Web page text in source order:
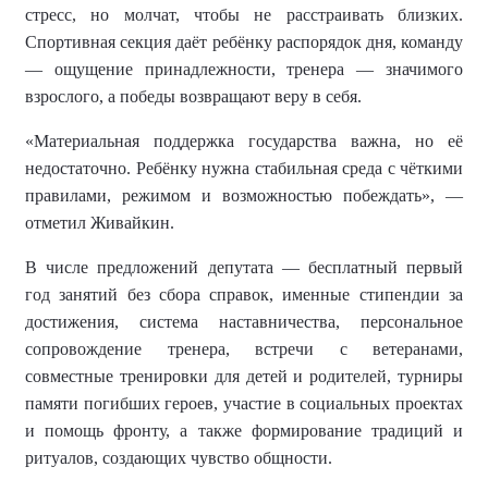
стресс, но молчат, чтобы не расстраивать близких.
Спортивная секция даёт ребёнку распорядок дня, команду
— ощущение принадлежности, тренера — значимого
взрослого, а победы возвращают веру в себя.
«Материальная поддержка государства важна, но её
недостаточно. Ребёнку нужна стабильная среда с чёткими
правилами, режимом и возможностью побеждать», —
отметил Живайкин.
В числе предложений депутата — бесплатный первый
год занятий без сбора справок, именные стипендии за
достижения, система наставничества, персональное
сопровождение тренера, встречи с ветеранами,
совместные тренировки для детей и родителей, турниры
памяти погибших героев, участие в социальных проектах
и помощь фронту, а также формирование традиций и
ритуалов, создающих чувство общности.